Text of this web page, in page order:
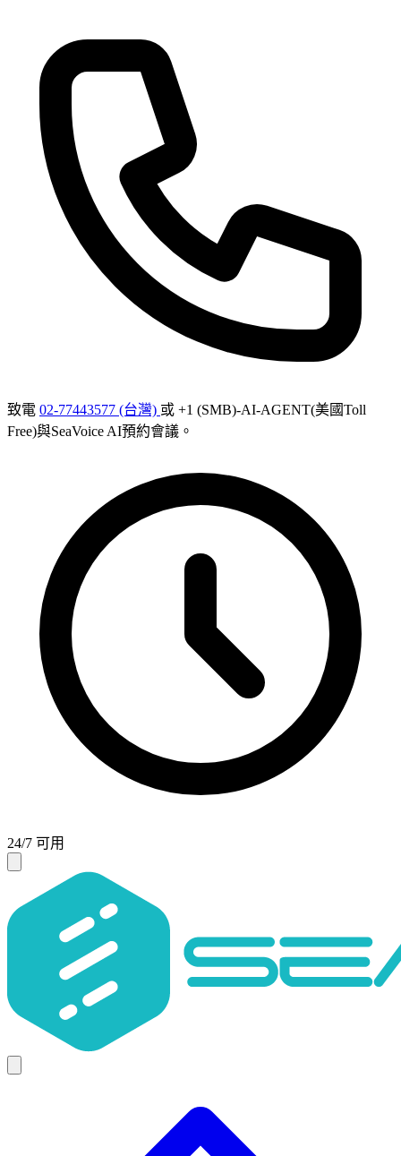
致電 02-77443577 (台灣) 或 +1 (SMB)-AI-AGENT(美國Toll
Free)與SeaVoice AI預約會議。
24/7 可用